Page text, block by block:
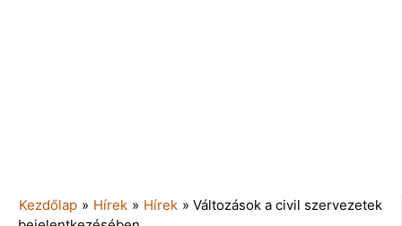
Kezdőlap » Hírek » Hírek » Változások a civil szervezetek